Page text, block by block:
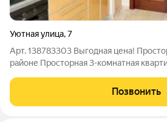
Уютная улица,7
Арт. 138783303 Выгодная цена!
районе Просторная 3-комнатная
города. Заезжайте без лишних
комфортом с первого дня! О
Позвонить